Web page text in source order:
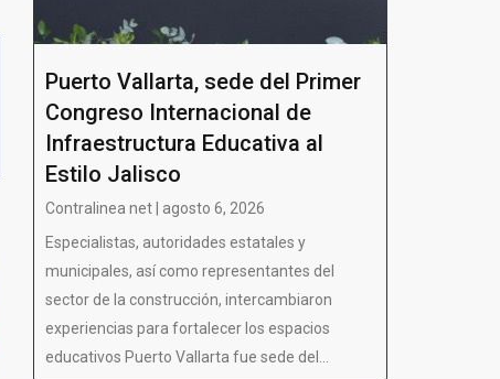
Puerto Vallarta, sede del Primer
Congreso Internacional de
Infraestructura Educativa al
Estilo Jalisco
Contralinea net | agosto 6, 2026
Especialistas, autoridades estatales y
municipales, así como representantes del
sector de la construcción, intercambiaron
experiencias para fortalecer los espacios
educativos Puerto Vallarta fue sede del...